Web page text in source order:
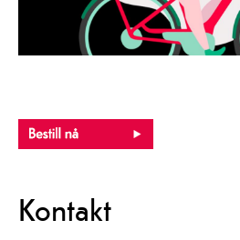
Kontakt